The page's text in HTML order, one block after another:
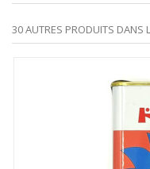
30 AUTRES PRODUITS DANS